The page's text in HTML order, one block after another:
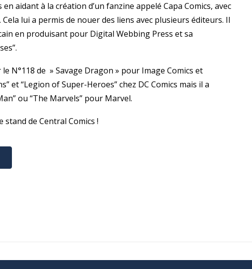
en aidant à la création d’un fanzine appelé Capa Comics, avec
lui a permis de nouer des liens avec plusieurs éditeurs. Il
en produisant pour Digital Webbing Press et sa
N°118 de » Savage Dragon » pour Image Comics et
et “Legion of Super-Heroes” chez DC Comics mais il a
ou “The Marvels” pour Marvel.
de Central Comics !